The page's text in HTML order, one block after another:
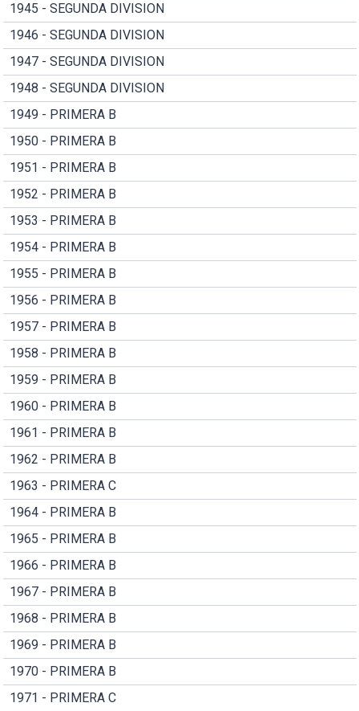
1945 - SEGUNDA DIVISION
1946 - SEGUNDA DIVISION
1947 - SEGUNDA DIVISION
1948 - SEGUNDA DIVISION
1949 - PRIMERA B
1950 - PRIMERA B
1951 - PRIMERA B
1952 - PRIMERA B
1953 - PRIMERA B
1954 - PRIMERA B
1955 - PRIMERA B
1956 - PRIMERA B
1957 - PRIMERA B
1958 - PRIMERA B
1959 - PRIMERA B
1960 - PRIMERA B
1961 - PRIMERA B
1962 - PRIMERA B
1963 - PRIMERA C
1964 - PRIMERA B
1965 - PRIMERA B
1966 - PRIMERA B
1967 - PRIMERA B
1968 - PRIMERA B
1969 - PRIMERA B
1970 - PRIMERA B
1971 - PRIMERA C